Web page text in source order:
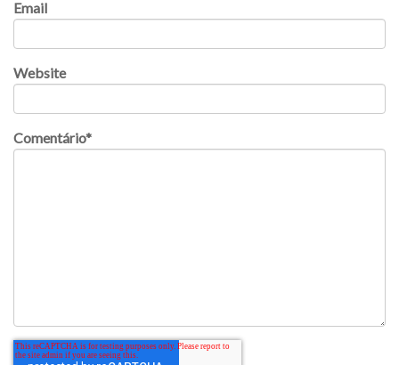
Email
Website
Comentário*